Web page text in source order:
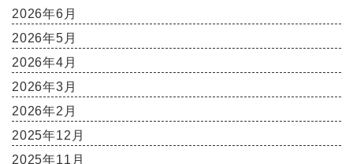
2026年6月
2026年5月
2026年4月
2026年3月
2026年2月
2025年12月
2025年11月